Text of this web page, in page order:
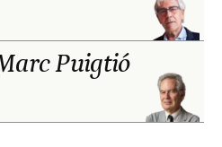
Puigtió